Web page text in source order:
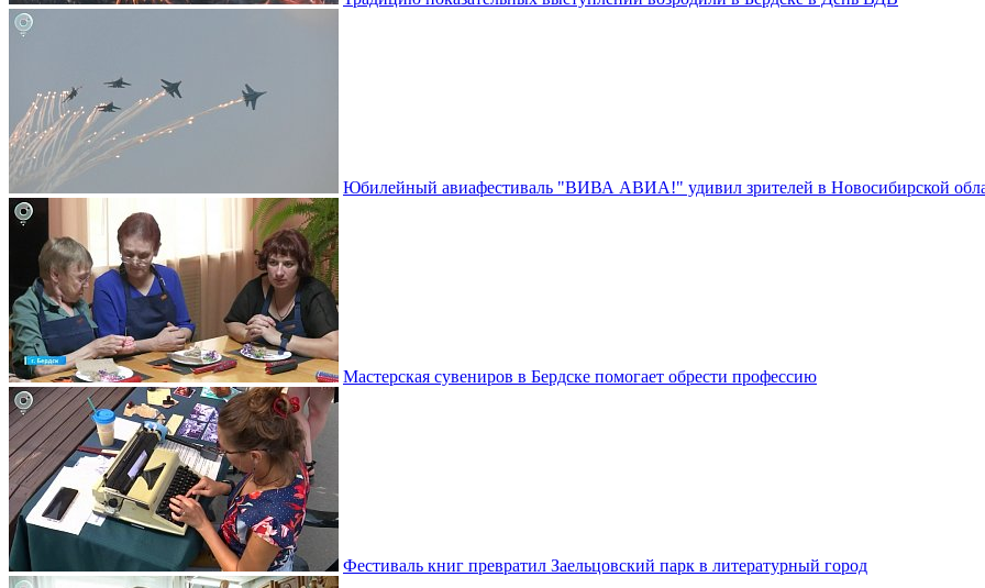
Юбилейный авиафестиваль "ВИВА АВИА!" удивил зрителей в Новосибирской
Мастерская сувениров в Бердске помогает обрести профессию
Фестиваль книг превратил Заельцовский парк в литературный город